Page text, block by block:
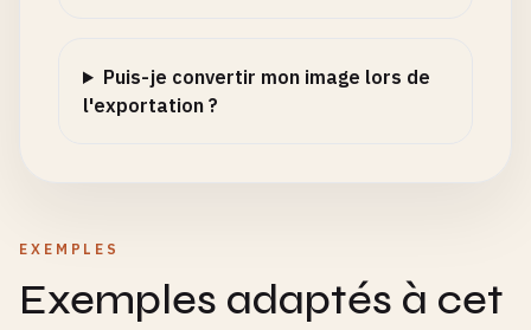
Puis-je convertir mon image lors de
l'exportation ?
EXEMPLES
Exemples adaptés à cet